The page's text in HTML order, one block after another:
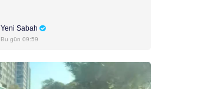
Yeni Sabah
Bu gün 09:59